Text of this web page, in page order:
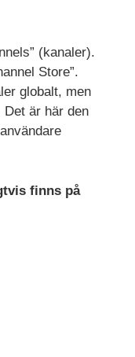
(kanaler).
Store”.
globalt, men
Det är här den
finns på